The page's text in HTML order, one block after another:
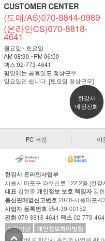
CUSTOMER CENTER
(도매/AS)070-8844-0989
(온라인CS)070-8818-
4641
월요일~ 토요일
AM 08:30 ~PM 06:00
팩스:02-773-4641
평일에는 공휴일도 정상근무
일요일만 쉽니다. [토요일 정상근무]
한강사
매장전화
PC 버전 이
한강사 온라인사업부
서울시 마포구 와우산로 122 2층 [한강
대표 김현중 개인정보 보호 책임자김
통신판매업신고번호2020-서울마포-
사업자 등록번호554-39-00152
전화070-8818-4641 팩스02-773-
이용약관
개인정보처리방침